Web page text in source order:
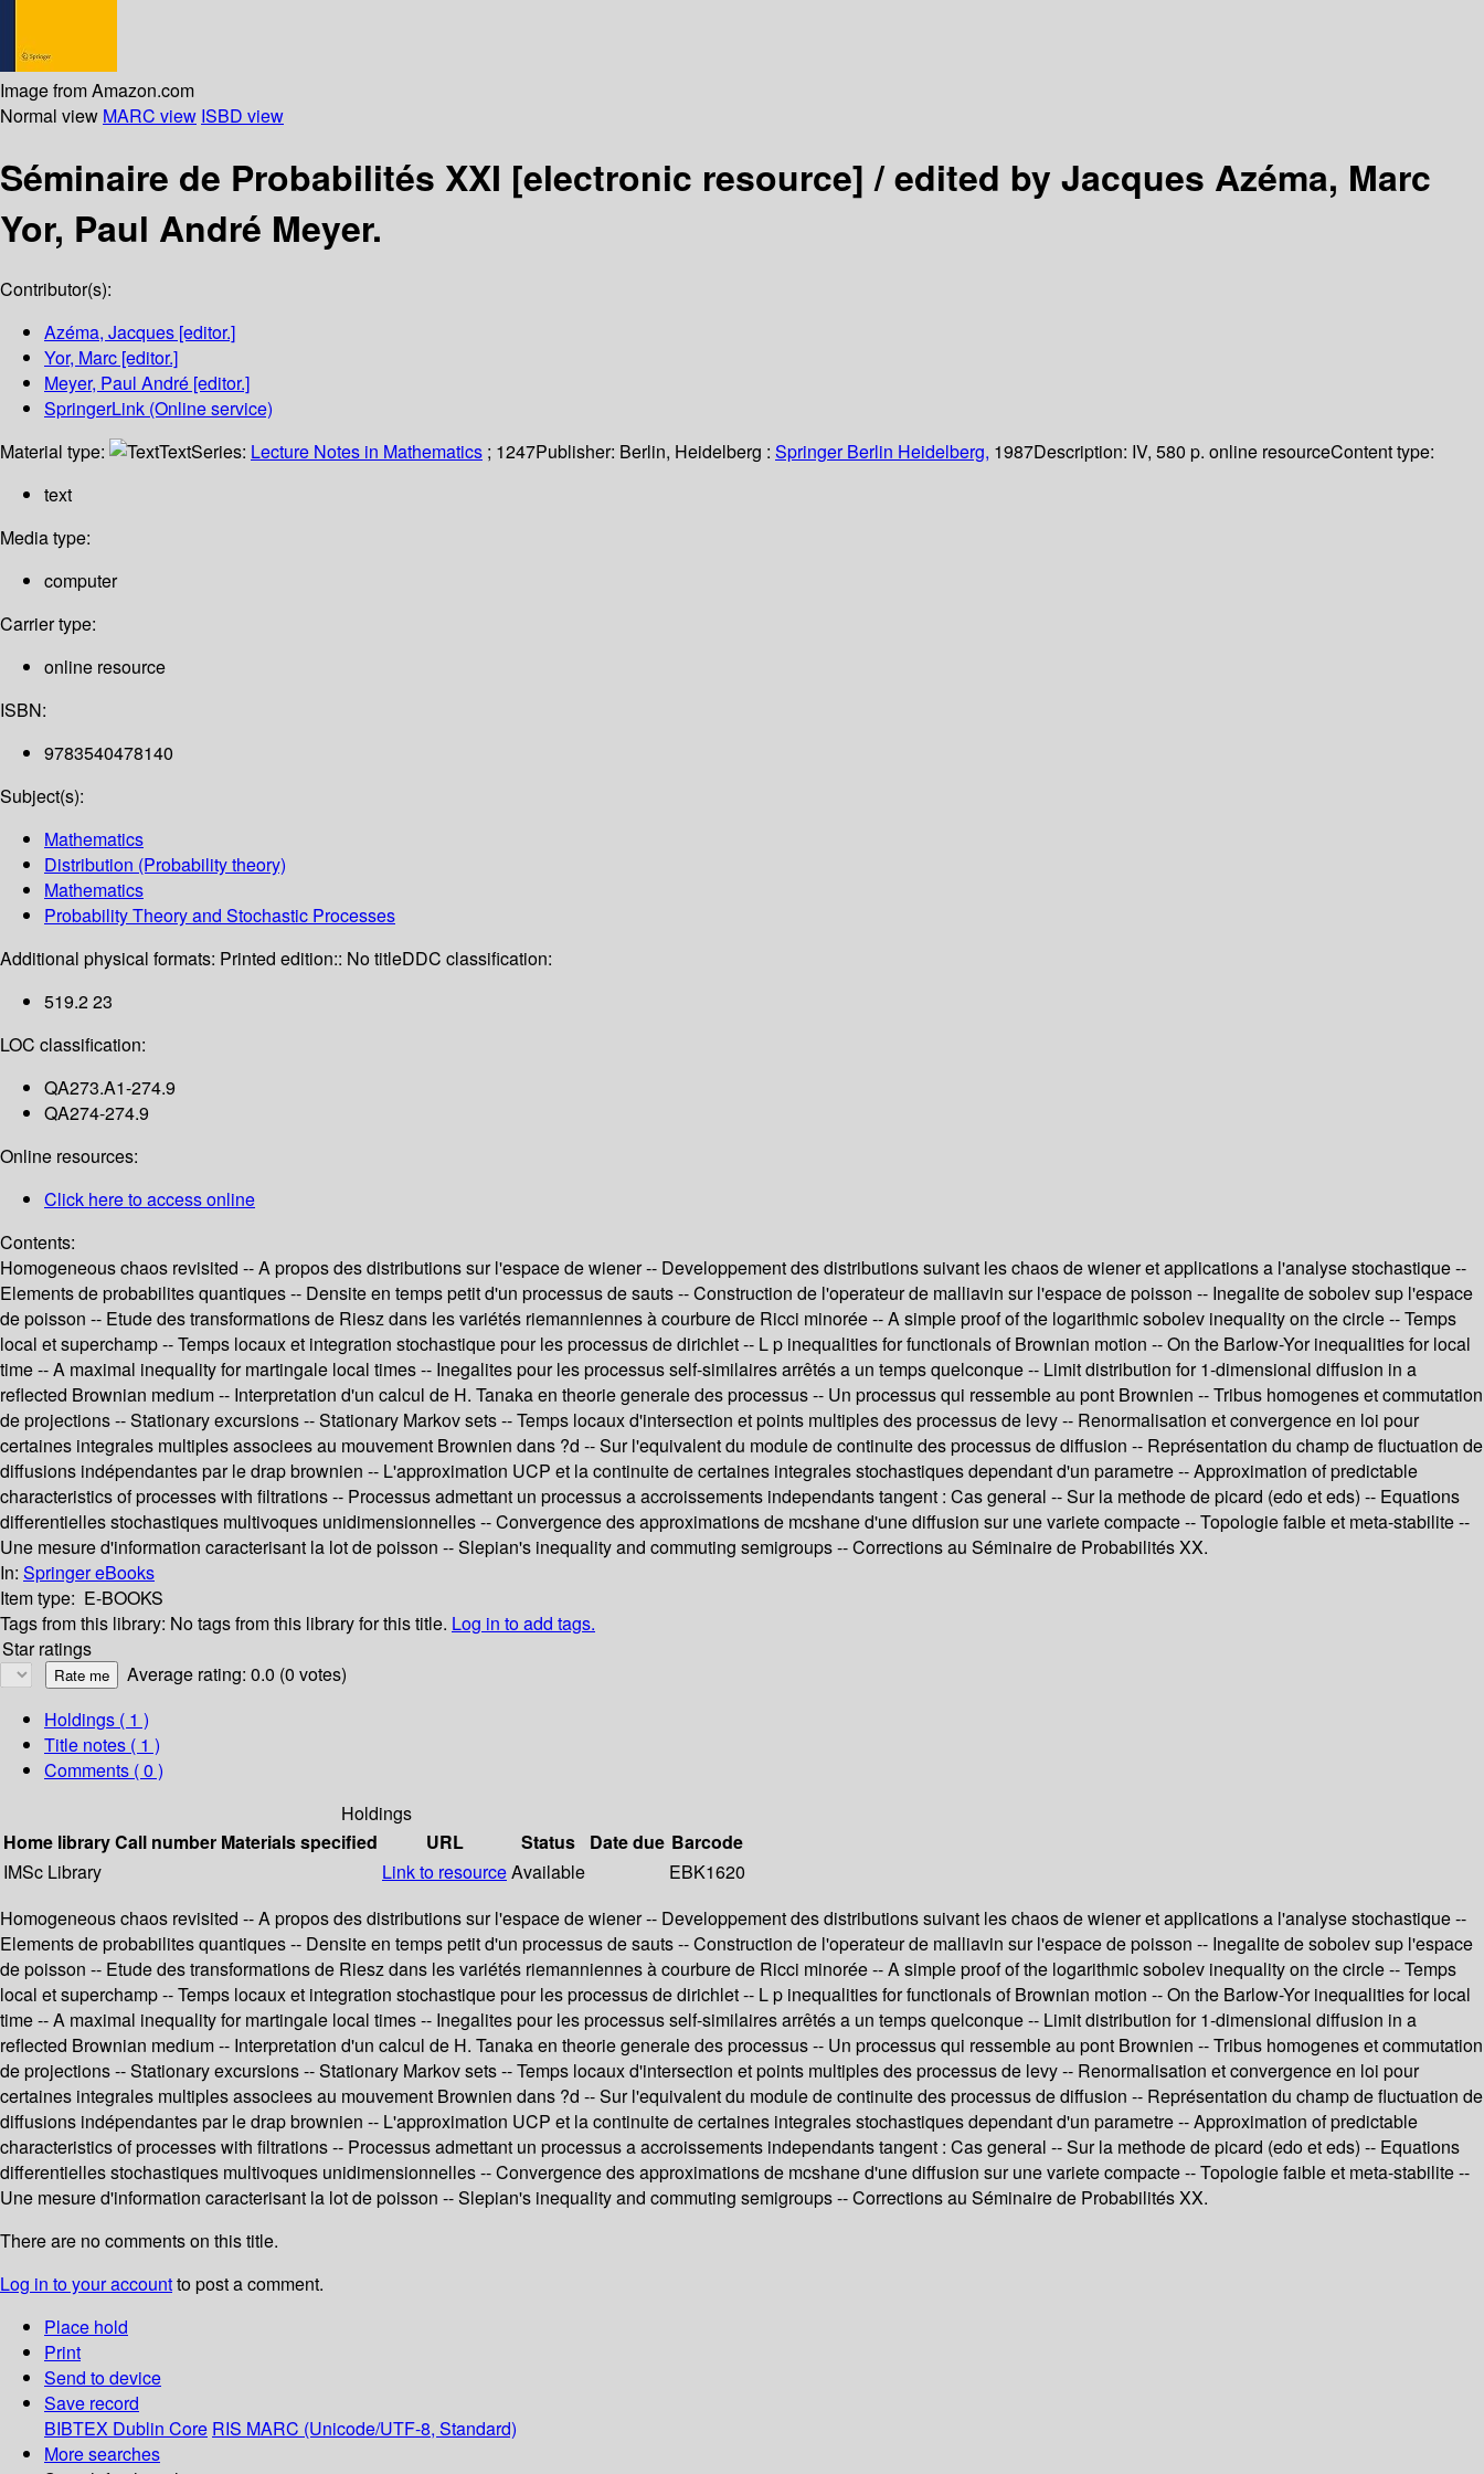
Image from Amazon.com
Normal view MARC view ISBD view
Séminaire de Probabilités XXI [electronic resource] /edited by Jacques Azéma, Marc
Yor, Paul André Meyer.
Contributor(s):
Azéma, Jacques [editor.]
Yor, Marc [editor.]
Meyer, Paul André [editor.]
SpringerLink (Online service)
Material type:
TextSeries: Lecture Notes in Mathematics ; 1247Publisher: Berlin, Heidelberg : Springer Berlin Heidelberg, 1987Description: IV, 580 p. online resourceContent type:
text
Media type:
computer
Carrier type:
online resource
ISBN:
9783540478140
Subject(s):
Mathematics
Distribution (Probability theory)
Mathematics
Probability Theory and Stochastic Processes
Additional physical formats: Printed edition:: No titleDDC classification:
519.2 23
LOC classification:
QA273.A1-274.9
QA274-274.9
Online resources:
Click here to access online
Contents:
Homogeneous chaos revisited -- A propos des distributions sur l'espace de wiener -- Developpement des distributions suivant les chaos de wiener et applications a l'analyse stochastique --
Elements de probabilites quantiques -- Densite en temps petit d'un processus de sauts -- Construction de l'operateur de malliavin sur l'espace de poisson -- Inegalite de sobolev sup l'espace
de poisson -- Etude des transformations de Riesz dans les variétés riemanniennes à courbure de Ricci minorée -- A simple proof of the logarithmic sobolev inequality on the circle -- Temps
local et superchamp -- Temps locaux et integration stochastique pour les processus de dirichlet -- L p inequalities for functionals of Brownian motion -- On the Barlow-Yor inequalities for local
time -- A maximal inequality for martingale local times -- Inegalites pour les processus self-similaires arrêtés a un temps quelconque -- Limit distribution for 1-dimensional diffusion in a
reflected Brownian medium -- Interpretation d'un calcul de H. Tanaka en theorie generale des processus -- Un processus qui ressemble au pont Brownien -- Tribus homogenes et commutation
de projections -- Stationary excursions -- Stationary Markov sets -- Temps locaux d'intersection et points multiples des processus de levy -- Renormalisation et convergence en loi pour
certaines integrales multiples associees au mouvement Brownien dans ?d -- Sur l'equivalent du module de continuite des processus de diffusion -- Représentation du champ de fluctuation de
diffusions indépendantes par le drap brownien -- L'approximation UCP et la continuite de certaines integrales stochastiques dependant d'un parametre -- Approximation of predictable
characteristics of processes with filtrations -- Processus admettant un processus a accroissements independants tangent : Cas general -- Sur la methode de picard (edo et eds) -- Equations
differentielles stochastiques multivoques unidimensionnelles -- Convergence des approximations de mcshane d'une diffusion sur une variete compacte -- Topologie faible et meta-stabilite --
Une mesure d'information caracterisant la lot de poisson -- Slepian's inequality and commuting semigroups -- Corrections au Séminaire de Probabilités XX.
In: Springer eBooks
Item type: E-BOOKS
Tags from this library: No tags from this library for this title. Log in to add tags.
Star ratings
Average rating: 0.0 (0 votes)
Holdings ( 1 )
Title notes ( 1 )
Comments ( 0 )
Holdings
Home libraryCall number Materials specified URL Status Date due Barcode
IMSc Library
Link to resourceAvailable
EBK1620
Homogeneous chaos revisited -- A propos des distributions sur l'espace de wiener -- Developpement des distributions suivant les chaos de wiener et applications a l'analyse stochastique --
Elements de probabilites quantiques -- Densite en temps petit d'un processus de sauts -- Construction de l'operateur de malliavin sur l'espace de poisson -- Inegalite de sobolev sup l'espace
de poisson -- Etude des transformations de Riesz dans les variétés riemanniennes à courbure de Ricci minorée -- A simple proof of the logarithmic sobolev inequality on the circle -- Temps
local et superchamp -- Temps locaux et integration stochastique pour les processus de dirichlet -- L p inequalities for functionals of Brownian motion -- On the Barlow-Yor inequalities for local
time -- A maximal inequality for martingale local times -- Inegalites pour les processus self-similaires arrêtés a un temps quelconque -- Limit distribution for 1-dimensional diffusion in a
reflected Brownian medium -- Interpretation d'un calcul de H. Tanaka en theorie generale des processus -- Un processus qui ressemble au pont Brownien -- Tribus homogenes et commutation
de projections -- Stationary excursions -- Stationary Markov sets -- Temps locaux d'intersection et points multiples des processus de levy -- Renormalisation et convergence en loi pour
certaines integrales multiples associees au mouvement Brownien dans ?d -- Sur l'equivalent du module de continuite des processus de diffusion -- Représentation du champ de fluctuation de
diffusions indépendantes par le drap brownien -- L'approximation UCP et la continuite de certaines integrales stochastiques dependant d'un parametre -- Approximation of predictable
characteristics of processes with filtrations -- Processus admettant un processus a accroissements independants tangent : Cas general -- Sur la methode de picard (edo et eds) -- Equations
differentielles stochastiques multivoques unidimensionnelles -- Convergence des approximations de mcshane d'une diffusion sur une variete compacte -- Topologie faible et meta-stabilite --
Une mesure d'information caracterisant la lot de poisson -- Slepian's inequality and commuting semigroups -- Corrections au Séminaire de Probabilités XX.
There are no comments on this title.
Log in to your accountto post a comment.
Place hold
Print
Send to device
Save record
BIBTEX Dublin Core RIS MARC (Unicode/UTF-8, Standard)
More searches